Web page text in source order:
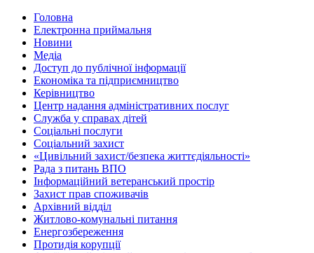
Головна
Електронна приймальня
Новини
Медіа
Доступ до публічної інформації
Економіка та підприємництво
Керівництво
Центр надання адміністративних послуг
Служба у справах дітей
Соціальні послуги
Соціальний захист
«Цивільний захист/безпека життєдіяльності»
Рада з питань ВПО
Інформаційний ветеранський простір
Захист прав споживачів
Архівний відділ
Житлово-комунальні питання
Енергозбереження
Протидія корупції